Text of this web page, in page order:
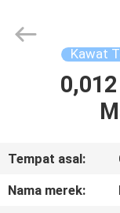
RUMAH
VIDEO
Material
Co,.Ltd.
Kawat
Tempat asal:
Nama merek: